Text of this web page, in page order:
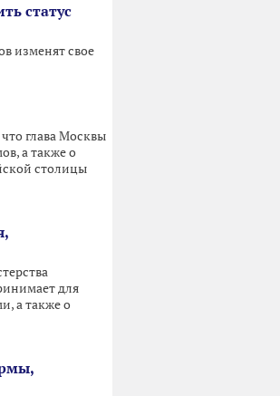
статус
изменят свое
глава Москвы
а также о
столицы
для
а также о